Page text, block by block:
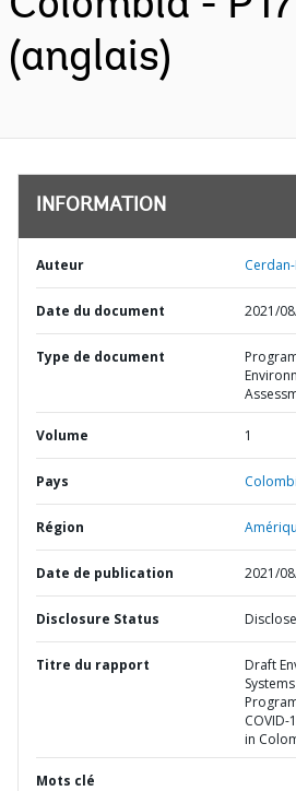
(anglais)
INFORMATION
Auteur
Date du document 2021/
Type de document
Volume 1
Pays
Région
Date de publication 2021/
Disclosure Status
Titre du rapport
Draft
in
Mots clé